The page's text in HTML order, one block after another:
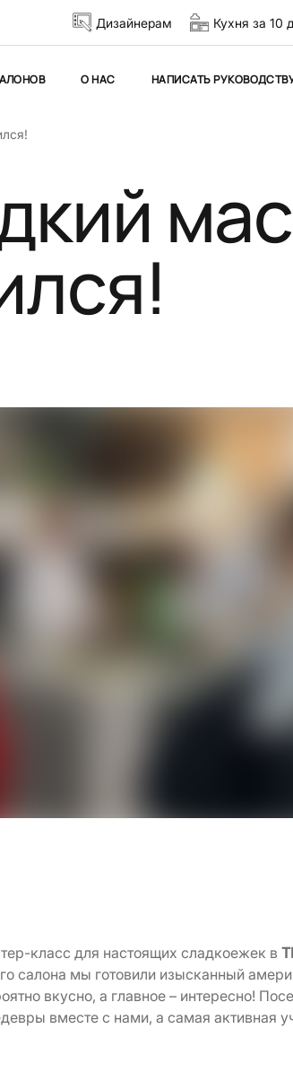
Дизайнерам Кухня за 10
О НАС НАПИСАТЬ
класс для настоящих сладкоежек в
салона мы готовили изысканный
вкусно, а главное – интересно!
вместе с нами, а самая активная